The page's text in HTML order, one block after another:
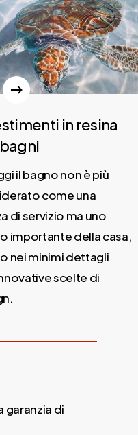
in resina
il bagno non è più
come una
di servizio ma uno
importante della casa,
nei minimi dettagli
scelte di
garanzia di